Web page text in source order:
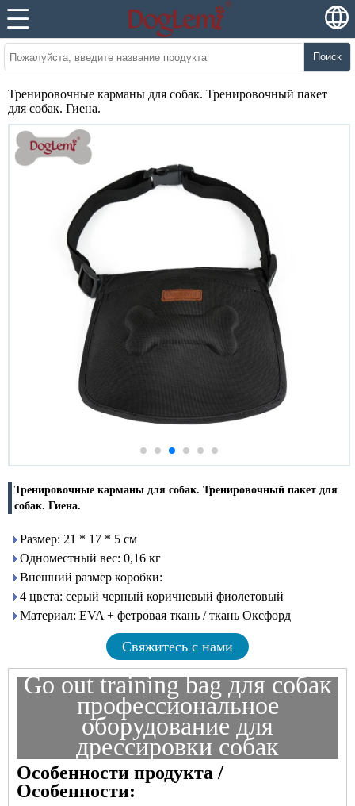
Поиск
Тренировочные карманы для собак. Тренировочный пакет
для собак. Гиена.
Тренировочные карманы для собак. Тренировочный пакет для
собак. Гиена.
Размер: 21 * 17 * 5 см
Одноместный вес: 0,16 кг
Внешний размер коробки:
4 цвета: серый черный коричневый фиолетовый
Материал: EVA + фетровая ткань / ткань Оксфорд
Свяжитесь с нами
Go out training bag для собак
профессиональное
оборудование для
дрессировки собак
Особенности продукта /
Особенности: